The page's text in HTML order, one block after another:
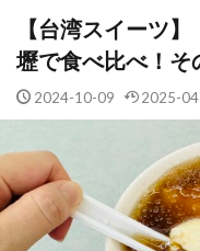
【台湾スイーツ
壢で食べ比べ！そ
2024-10-09 2025-
カフェ
夜市
観光スポット
異国料理
ベ
チェーンストア
ホテル
交通
基本情報